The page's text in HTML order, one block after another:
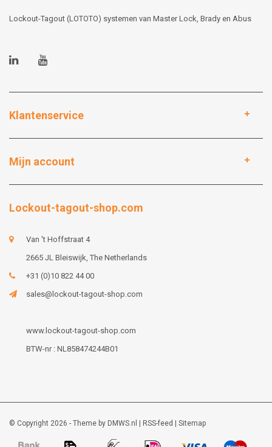
Lockout-Tagout (LOTOTO) systemen van Master Lock, Brady en Abus
Klantenservice
Mijn account
Lockout-tagout-shop.com
Van 't Hoffstraat 4
2665 JL Bleiswijk, The Netherlands
+31 (0)10 822 44 00
sales@lockout-tagout-shop.com
www.lockout-tagout-shop.com
BTW-nr : NL858474244B01
© Copyright 2026 - Theme by DMWS.nl RSS-feed Sitemap